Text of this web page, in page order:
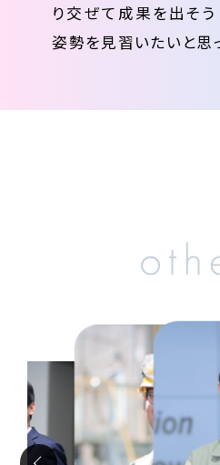
り交ぜて成果を出そう
姿勢を見習いたいと思